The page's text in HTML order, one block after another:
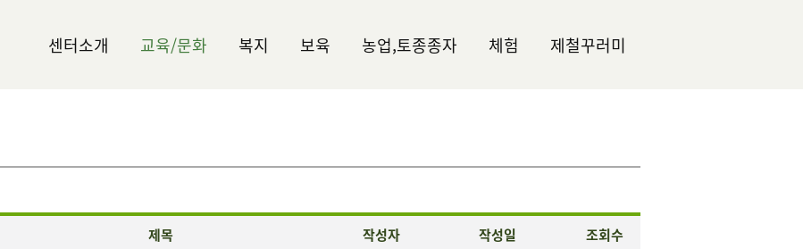
센터소개 교육/문화 복지 보육 농업,토종종자 체험 제철꾸러미
제목 작성자 작성일 조회수